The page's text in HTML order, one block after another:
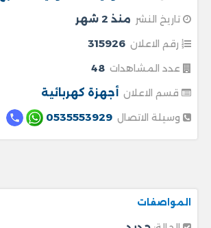
تاريخ النشر منذ 2 شهر
رقم الاعلان 315926
عدد المشاهدات 48
قسم الاعلان أجهزة كهربائية
وسيلة الاتصال 0535553929
المواصفات